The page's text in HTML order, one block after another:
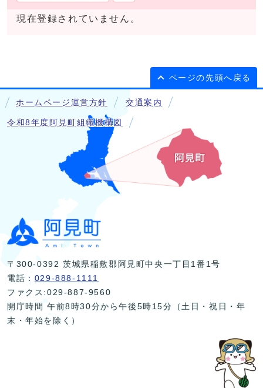
現在登録されていません。
ページの先頭へ戻る
ホームページ運営方針 交通案内
令和8年度阿見町組織機構図
〒300-0392 茨城県稲敷郡阿見町中央一丁目1番1号
電話： 029-888-1111
ファクス:029-887-9560
開庁時間 午前8時30分から午後5時15分（土日・祝日・年
末・年始を除く）